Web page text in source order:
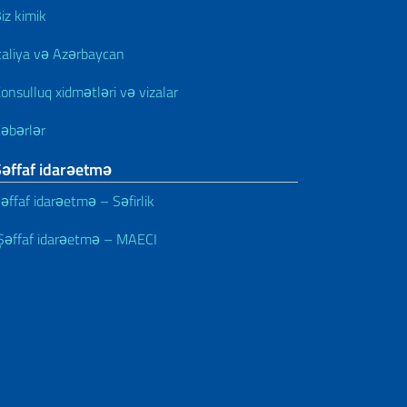
kimik
və Azərbaycan
xidmətləri və vizalar
idarəetmə
idarəetmə – Səfirlik
idarəetmə – MAECI